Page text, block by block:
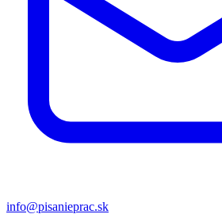
info@pisanieprac.sk